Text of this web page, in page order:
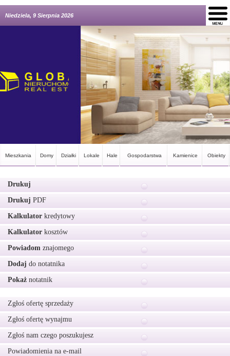
Niedziela, 9 Sierpnia 2026
Mieszkania Domy Działki Lokale Hale Gospodarstwa Kamienice Obiekty
Drukuj
Drukuj PDF
Kalkulator kredytowy
Kalkulator kosztów
Powiadom znajomego
Dodaj do notatnika
Pokaż notatnik
Zgłoś ofertę sprzedaży
Zgłoś ofertę wynajmu
Zgłoś nam czego poszukujesz
Powiadomienia na e-mail